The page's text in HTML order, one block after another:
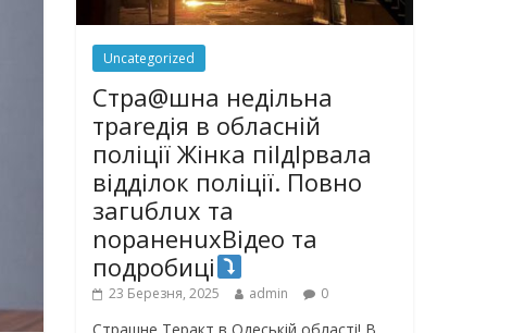
Uncategorized
Стра@шна недільна
траrедія в обласній
поліції Жінка піlдlрвала
відділок поліції. Повно
загuблuх та
nораненuхВідео та
подробиці
23 Березня, 2025 admin 0